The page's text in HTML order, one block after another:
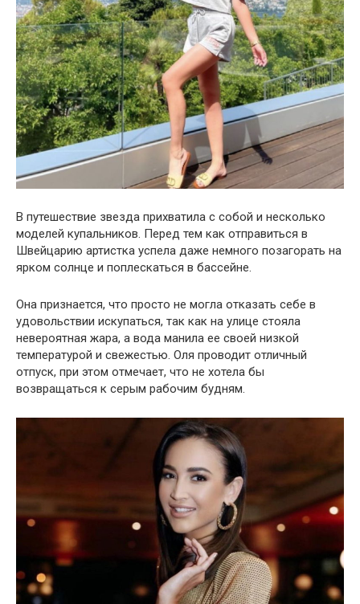
В путешествие звезда прихватила с собой и несколько
моделей купальников. Перед тем как отправиться в
Швейцарию артистка успела даже немного позагорать на
ярком солнце и поплескаться в бассейне.
Она признается, что просто не могла отказать себе в
удовольствии искупаться, так как на улице стояла
невероятная жара, а вода манила ее своей низкой
температурой и свежестью. Оля проводит отличный
отпуск, при этом отмечает, что не хотела бы
возвращаться к серым рабочим будням.